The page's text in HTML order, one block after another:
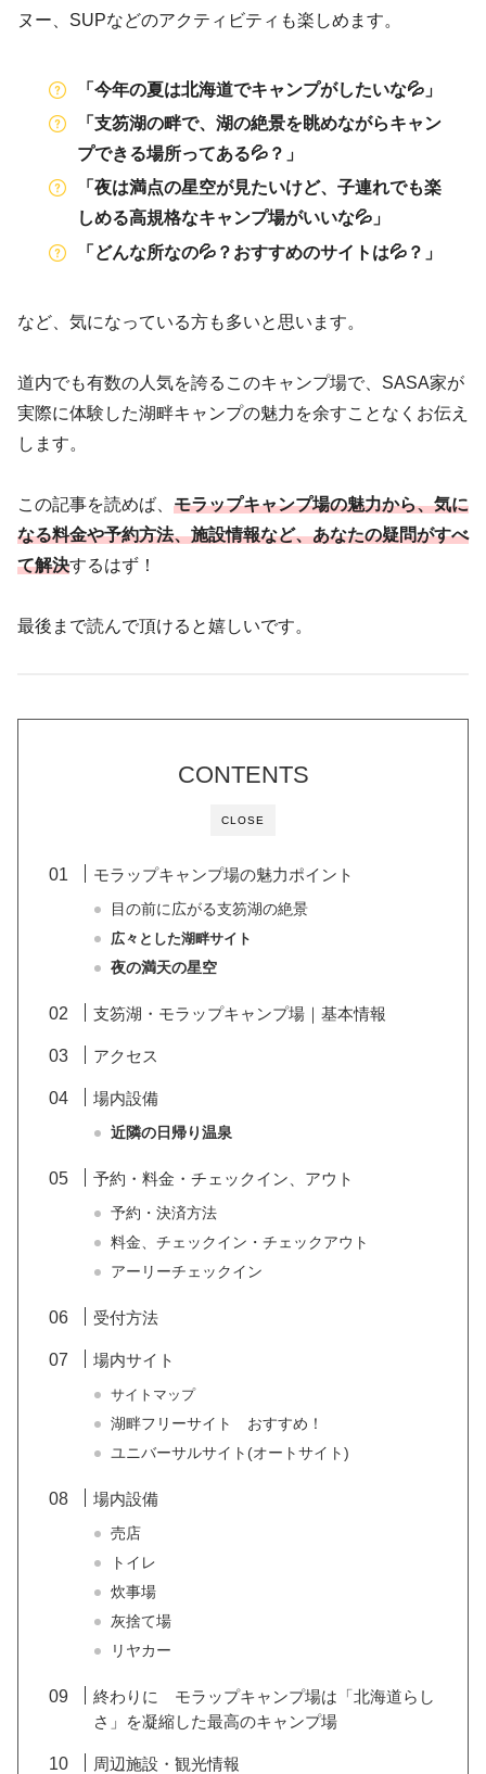
ヌー、SUPなどのアクティビティも楽しめます。
「今年の夏は北海道でキャンプがしたいな💦」
「支笏湖の畔で、湖の絶景を眺めながらキャン
プできる場所ってある💦？」
「夜は満点の星空が見たいけど、子連れでも楽
しめる高規格なキャンプ場がいいな💦」
「どんな所なの💦？おすすめのサイトは💦？」
など、気になっている方も多いと思います。
道内でも有数の人気を誇るこのキャンプ場で、SASA家が
実際に体験した湖畔キャンプの魅力を余すことなくお伝え
します。
この記事を読めば、 モラップキャンプ場の魅力から、気に
なる料金や予約方法、施設情報など、あなたの疑問がすべ
て解決するはず！
最後まで読んで頂けると嬉しいです。
CLOSE
CONTENTS
モラップキャンプ場の魅力ポイント
目の前に広がる支笏湖の絶景
広々とした湖畔サイト
夜の満天の星空
支笏湖・モラップキャンプ場｜基本情報
アクセス
場内設備
近隣の日帰り温泉
予約・料金・チェックイン、アウト
予約・決済方法
料金、チェックイン・チェックアウト
アーリーチェックイン
受付方法
場内サイト
サイトマップ
湖畔フリーサイト おすすめ！
ユニバーサルサイト(オートサイト)
場内設備
売店
トイレ
炊事場
灰捨て場
リヤカー
終わりに モラップキャンプ場は「北海道らし
さ」を凝縮した最高のキャンプ場
周辺施設・観光情報